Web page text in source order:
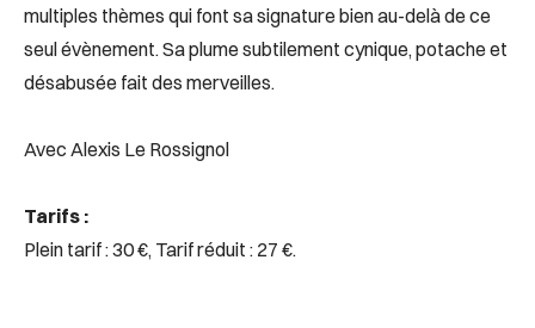
multiples thèmes qui font sa signature bien au-delà de ce
seul évènement. Sa plume subtilement cynique, potache et
désabusée fait des merveilles.
Avec Alexis Le Rossignol
Tarifs :
Plein tarif : 30 €, Tarif réduit : 27 €.